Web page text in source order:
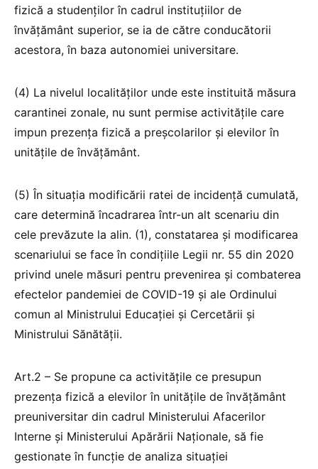
fizică a studenților în cadrul instituțiilor de
învățământ superior, se ia de către conducătorii
acestora, în baza autonomiei universitare.
(4) La nivelul localităților unde este instituită măsura
carantinei zonale, nu sunt permise activitățile care
impun prezența fizică a preșcolarilor și elevilor în
unitățile de învățământ.
(5) În situația modificării ratei de incidență cumulată,
care determină încadrarea într-un alt scenariu din
cele prevăzute la alin. (1), constatarea și modificarea
scenariului se face în condițiile Legii nr. 55 din 2020
privind unele măsuri pentru prevenirea și combaterea
efectelor pandemiei de COVID-19 și ale Ordinului
comun al Ministrului Educației și Cercetării și
Ministrului Sănătății.
Art.2 – Se propune ca activitățile ce presupun
prezența fizică a elevilor în unitățile de învățământ
preuniversitar din cadrul Ministerului Afacerilor
Interne și Ministerului Apărării Naționale, să fie
gestionate în funcție de analiza situației